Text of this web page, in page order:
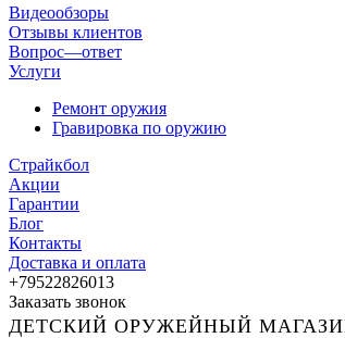
Видеообзоры
Отзывы клиентов
Вопрос—ответ
Услуги
Ремонт оружия
Гравировка по оружию
Страйкбол
Акции
Гарантии
Блог
Контакты
Доставка и оплата
+79522826013
Заказать звонок
ДЕТСКИЙ ОРУЖЕЙНЫЙ